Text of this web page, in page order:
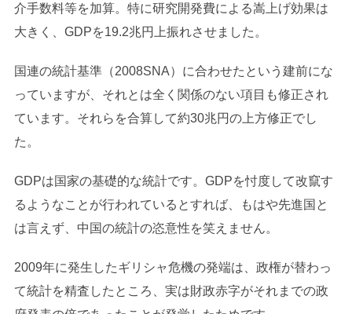
介手数料等を加算。特に研究開発費による嵩上げ効果は
大きく、GDPを19.2兆円上振れさせました。
国連の統計基準（2008SNA）に合わせたという建前にな
っていますが、それとは全く関係のない項目も修正され
ています。それらを合算して約30兆円の上方修正でし
た。
GDPは国家の基礎的な統計です。GDPを忖度して改竄す
るようなことが行われているとすれば、もはや先進国と
は言えず、中国の統計の恣意性を笑えません。
2009年に発生したギリシャ危機の発端は、政権が替わっ
て統計を精査したところ、実は財政赤字がそれまでの政